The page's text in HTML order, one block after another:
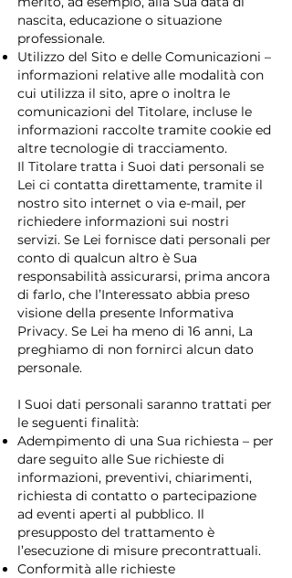
nascita, educazione o situazione
professionale.
Utilizzo del Sito e delle Comunicazioni –
informazioni relative alle modalità con
cui utilizza il sito, apre o inoltra le
comunicazioni del Titolare, incluse le
informazioni raccolte tramite cookie ed
altre tecnologie di tracciamento.
Il Titolare tratta i Suoi dati personali se
Lei ci contatta direttamente, tramite il
nostro sito internet o via e-mail, per
richiedere informazioni sui nostri
servizi. Se Lei fornisce dati personali per
conto di qualcun altro è Sua
responsabilità assicurarsi, prima ancora
di farlo, che l’Interessato abbia preso
visione della presente Informativa
Privacy. Se Lei ha meno di 16 anni, La
preghiamo di non fornirci alcun dato
personale.
I Suoi dati personali saranno trattati per
le seguenti finalità:
Adempimento di una Sua richiesta – per
dare seguito alle Sue richieste di
informazioni, preventivi, chiarimenti,
richiesta di contatto o partecipazione
ad eventi aperti al pubblico. Il
presupposto del trattamento è
l’esecuzione di misure precontrattuali.
Conformità alle richieste